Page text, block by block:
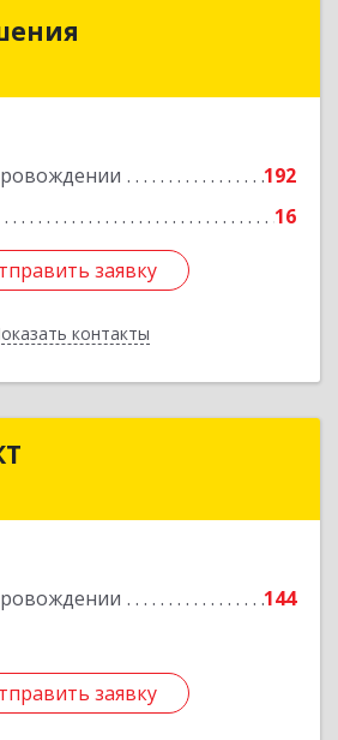
192
16
заявку
контакты
Точные решения
Подробнее
заявку
Назад
144
заявку
Подробнее
заявку